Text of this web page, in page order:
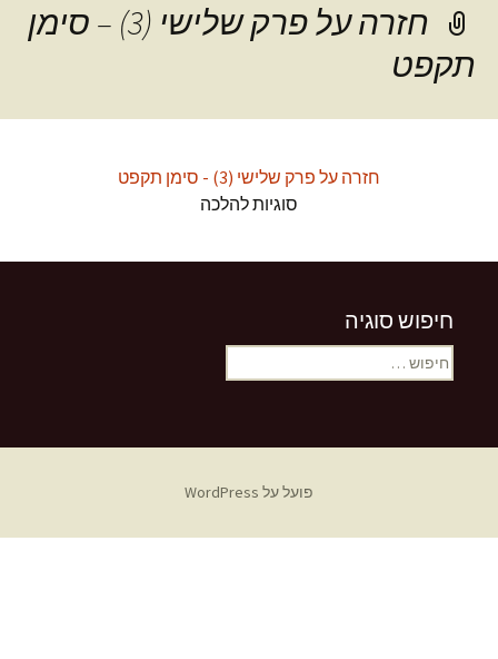
חזרה על פרק שלישי (3) – סימן
תקפט
חזרה על פרק שלישי (3) - סימן תקפט
סוגיות להלכה
חיפוש סוגיה
חיפוש:
פועל על WordPress